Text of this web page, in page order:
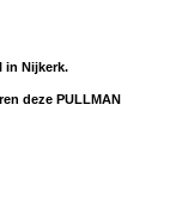
in Nijkerk.
deze PULLMAN